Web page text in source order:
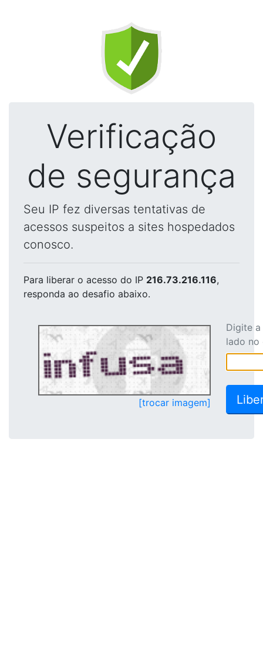
Verificação
de segurança
Seu IP fez diversas tentativas de
acessos suspeitos a sites hospedados
conosco.
Para liberar o acesso do IP 216.73.216.116,
responda ao desafio abaixo.
[trocar imagem]
Digite
lado no